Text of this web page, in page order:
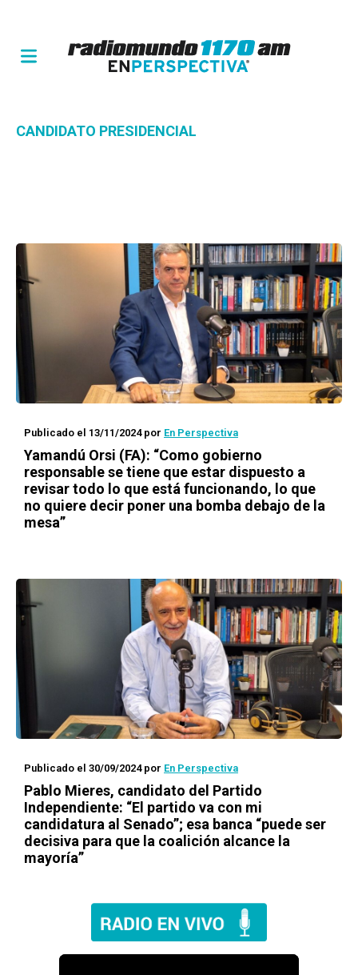
CANDIDATO PRESIDENCIAL
Publicado el 13/11/2024por En Perspectiva
Yamandú Orsi (FA): “Como gobierno
responsable se tiene que estar dispuesto a
revisar todo lo que está funcionando, lo que
no quiere decir poner una bomba debajo de la
mesa”
Publicado el 30/09/2024por En Perspectiva
Pablo Mieres, candidato del Partido
Independiente: “El partido va con mi
candidatura al Senado”; esa banca “puede ser
decisiva para que la coalición alcance la
mayoría”